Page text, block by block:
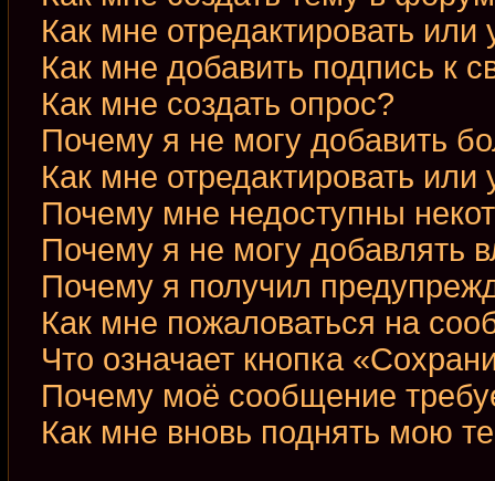
Как мне отредактировать
Как мне добавить подпись к
Как мне создать опрос?
Почему я не могу добавить
Как мне отредактировать или
Почему мне недоступны
Почему я не могу добавлять
Почему я получил
Как мне пожаловаться на
Что означает кнопка
Почему моё сообщение
Как мне вновь поднять мою